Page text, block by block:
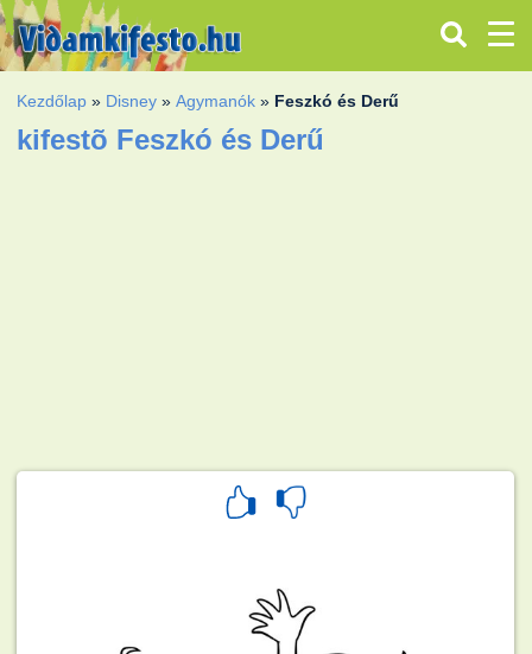
Kezdőlap » Disney »Agymanók » Feszkó és Derű
kifestõ Feszkó és Derű